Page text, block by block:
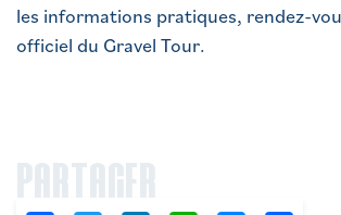
les informations pratiques, rendez-
officiel du Gravel Tour.
PARTAGER